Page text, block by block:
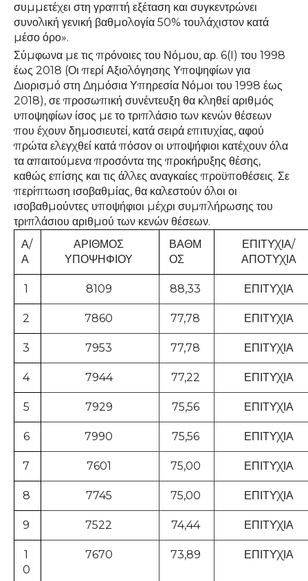
συμμετέχει στη γραπτή εξέταση και συγκεντρώνει
συνολική γενική βαθμολογία 50% τουλάχιστον κατά
μέσο όρο».
Σύμφωνα με τις πρόνοιες του Νόμου, αρ. 6(I) του 1998
έως 2018 (Οι περί Αξιολόγησης Υποψηφίων για
Διορισμό στη Δημόσια Υπηρεσία Νόμοι του 1998 έως
2018), σε προσωπική συνέντευξη θα κληθεί αριθμός
υποψηφίων ίσος με το τριπλάσιο των κενών θέσεων
που έχουν δημοσιευτεί, κατά σειρά επιτυχίας, αφού
πρώτα ελεγχθεί κατά πόσον οι υποψήφιοι κατέχουν όλα
τα απαιτούμενα προσόντα της προκήρυξης θέσης,
καθώς επίσης και τις άλλες αναγκαίες προϋποθέσεις. Σε
περίπτωση ισοβαθμίας, θα καλεστούν όλοι οι
ισοβαθμούντες υποψήφιοι μέχρι συμπλήρωσης του
τριπλάσιου αριθμού των κενών θέσεων.
Α/
Α
ΑΡΙΘΜΟΣ
ΥΠΟΨΗΦΙΟΥ
ΒΑΘΜ
ΟΣ
ΕΠΙΤΥΧΙΑ/
ΑΠΟΤΥΧΙΑ
1 8109 88,33 ΕΠΙΤΥΧΙΑ
2 7860 77,78 ΕΠΙΤΥΧΙΑ
3 7953 77,78 ΕΠΙΤΥΧΙΑ
4 7944 77,22 ΕΠΙΤΥΧΙΑ
5 7929 75,56 ΕΠΙΤΥΧΙΑ
6 7990 75,56 ΕΠΙΤΥΧΙΑ
7 7601 75,00 ΕΠΙΤΥΧΙΑ
8 7745 75,00 ΕΠΙΤΥΧΙΑ
9 7522 74,44 ΕΠΙΤΥΧΙΑ
1
0
7670 73,89 ΕΠΙΤΥΧΙΑ